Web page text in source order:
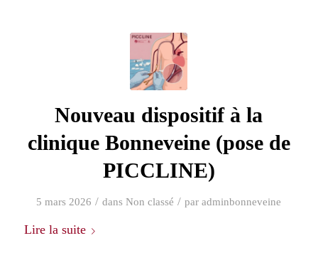
Nouveau dispositif à la
clinique Bonneveine (pose de
PICCLINE)
5 mars 2026 / dansNon classé / paradminbonneveine
Lire la suite